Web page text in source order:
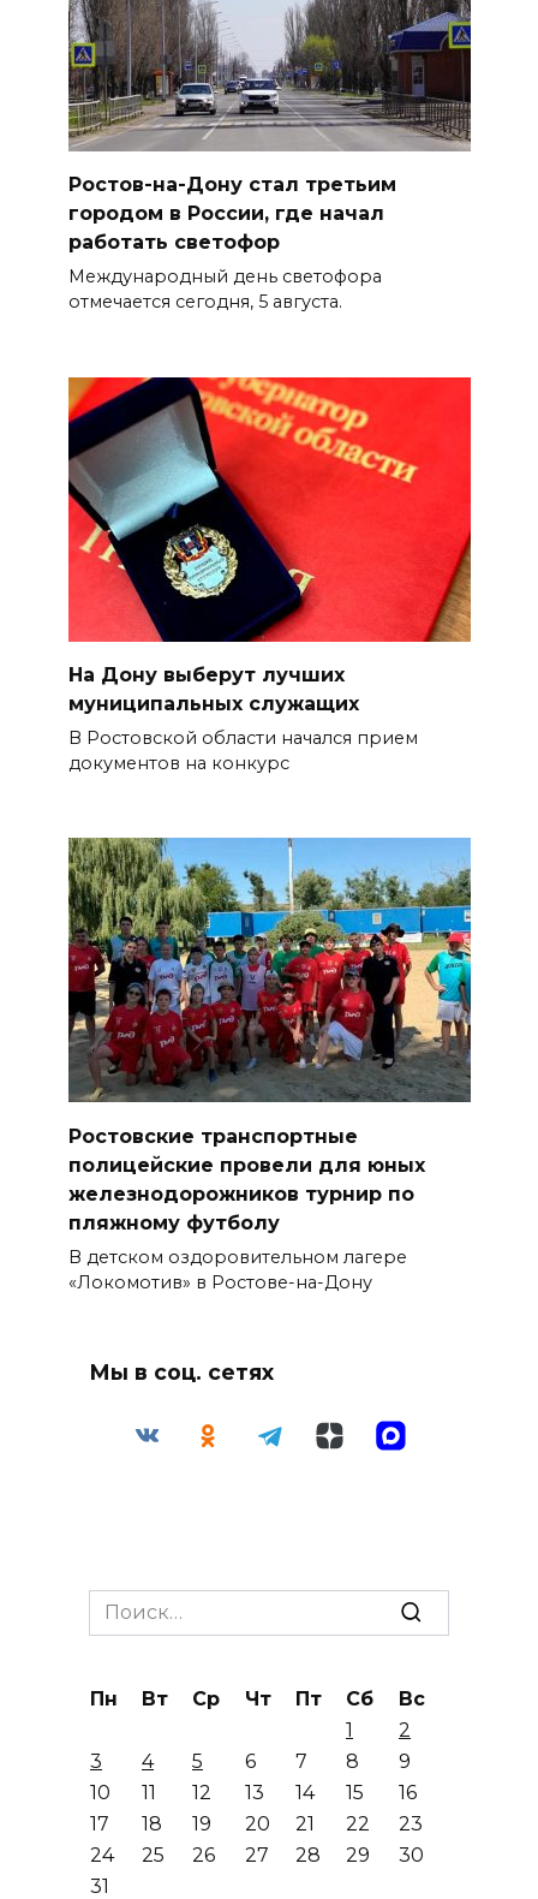
Ростов-на-Дону стал третьим
городом в России, где начал
работать светофор
Международный день светофора
отмечается сегодня, 5 августа.
На Дону выберут лучших
муниципальных служащих
В Ростовской области начался прием
документов на конкурс
Ростовские транспортные
полицейские провели для юных
железнодорожников турнир по
пляжному футболу
В детском оздоровительном лагере
«Локомотив» в Ростове-на-Дону
Мы в соц. сетях
Search
for:
Пн Вт Ср Чт Пт Сб
Вс
1
2
3
4 5 6 7 8
9
10
11 12 13 14 15
16
17
18 19 20 21 22
23
24
25 26 27 28 29
30
31